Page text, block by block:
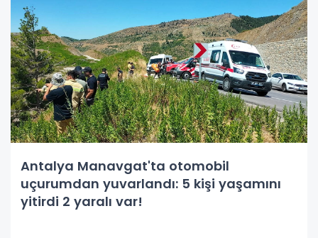
Antalya Manavgat'ta otomobil
uçurumdan yuvarlandı: 5 kişi yaşamını
yitirdi 2 yaralı var!